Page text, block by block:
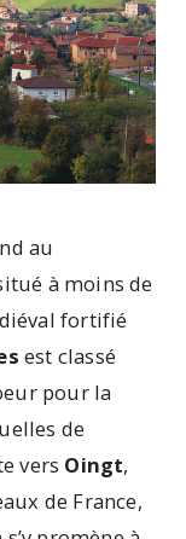
au
à moins de
fortifié
est classé
pour la
de
vers Oingt,
de France,